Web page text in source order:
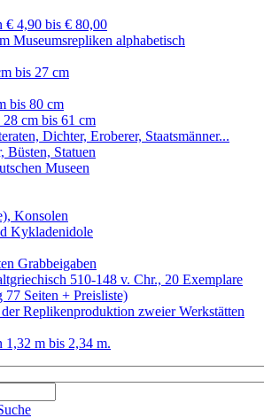
€ 4,90 bis € 80,00
Museumsrepliken alphabetisch
bis 27 cm
bis 80 cm
cm bis 61 cm
Dichter, Eroberer, Staatsmänner...
Büsten, Statuen
Museen
Konsolen
Kykladenidole
Grabbeigaben
510-148 v. Chr., 20 Exemplare
77 Seiten + Preisliste)
Replikenproduktion zweier Werkstätten
1,32 m bis 2,34 m.